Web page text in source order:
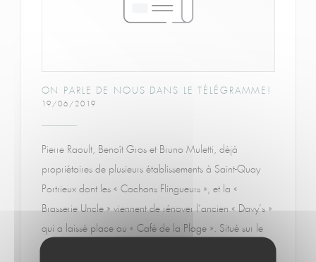
ON PARLE DE NOUS DANS LE TÉLÉGRAMME!
19/06/2019
Pierre Raoult, Benoît Gros et Bruno Muletti, déjà
propriétaires de plusieurs établissements à Saint-Quay
Portrieux dont les « Cochons Flingueurs », et la «
Brasserie Uncle » viennent de rénover l’ancien « Davy’s »
qui a laissé place au « Café de la Plage ». Situé sur le
sentier des douaniers, entre les plages du casino et du